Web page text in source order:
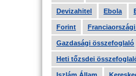
Devizahitel Ebola
Forint
Gazdasági összefoglaló
Heti tőzsdei